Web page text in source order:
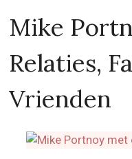
Mike
Relaties,
Vrienden